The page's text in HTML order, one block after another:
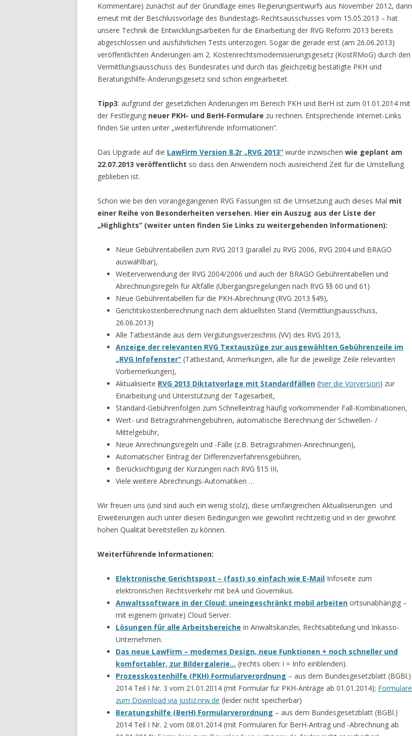
Kommentare) zunächst auf der Grundlage eines Regierungsentwurfs aus November 2012, dann
erneut mit der Beschlussvorlage des Bundestags-Rechtsausschusses vom 15.05.2013 – hat
unsere Technik die Entwicklungsarbeiten für die Einarbeitung der RVG Reform 2013 bereits
abgeschlossen und ausführlichen Tests unterzogen. Sogar die gerade erst (am 26.06.2013)
veröffentlichten Änderungen am 2. Kostenrechtsmodernisierungsgesetz (KostRMoG) durch den
Vermittlungsausschuss des Bundesrates und durch das gleichzeitig bestätigte PKH und
Beratungshilfe-Änderungsgesetz sind schon eingearbeitet.
Tipp3: aufgrund der gesetzlichen Änderungen im Bereich PKH und BerH ist zum 01.01.2014 mit
der Festlegung neuer PKH- und BerH-Formulare zu rechnen. Entsprechende Internet-Links
finden Sie unten unter „weiterführende Informationen“.
Das Upgrade auf die LawFirm Version 8.2r „RVG 2013“ wurde inzwischen wie geplant am
22.07.2013 veröffentlicht so dass den Anwendern noch ausreichend Zeit für die Umstellung
geblieben ist.
Schon wie bei den vorangegangenen RVG Fassungen ist die Umsetzung auch dieses Mal mit
einer Reihe von Besonderheiten versehen. Hier ein Auszug aus der Liste der
„Highlights“ (weiter unten finden Sie Links zu weitergehenden Informationen):
Neue Gebührentabellen zum RVG 2013 (parallel zu RVG 2006, RVG 2004 und BRAGO
auswählbar),
Weiterverwendung der RVG 2004/2006 und auch der BRAGO Gebührentabellen und
Abrechnungsregeln für Altfälle (Übergangsregelungen nach RVG §§ 60 und 61)
Neue Gebührentabellen für die PKH-Abrechnung (RVG 2013 §49),
Gerichtskostenberechnung nach dem aktuellsten Stand (Vermittlungsausschuss,
26.06.2013)
Alle Tatbestände aus dem Vergütungsverzeichnis (VV) des RVG 2013,
Anzeige der relevanten RVG Textauszüge zur ausgewählten Gebührenzeile im
„RVG Infofenster“ (Tatbestand, Anmerkungen, alle für die jeweilige Zeile relevanten
Vorbemerkungen),
Aktualisierte RVG 2013 Diktatvorlage mit Standardfällen (hier die Vorversion) zur
Einarbeitung und Unterstützung der Tagesarbeit,
Standard-Gebührenfolgen zum Schnelleintrag häufig vorkommender Fall-Kombinationen,
Wert- und Betragsrahmengebühren, automatische Berechnung der Schwellen- /
Mittelgebühr,
Neue Anrechnungsregeln und -Fälle (z.B. Betragsrahmen-Anrechnungen),
Automatischer Eintrag der Differenzverfahrensgebühren,
Berücksichtigung der Kürzungen nach RVG §15 III,
Viele weitere Abrechnungs-Automatiken …
Wir freuen uns (und sind auch ein wenig stolz), diese umfangreichen Aktualisierungen und
Erweiterungen auch unter diesen Bedingungen wie gewohnt rechtzeitig und in der gewohnt
hohen Qualität bereitstellen zu können.
Weiterführende Informationen:
Elektronische Gerichtspost – (fast) so einfach wie E-Mail Infoseite zum
elektronischen Rechtsverkehr mit beA und Governikus.
Anwaltssoftware in der Cloud: uneingeschränkt mobil arbeiten ortsunabhängig –
mit eigenem (private) Cloud Server.
Lösungen für alle Arbeitsbereiche in Anwaltskanzlei, Rechtsabteilung und Inkasso-
Unternehmen.
Das neue LawFirm – modernes Design, neue Funktionen + noch schneller und
komfortabler, zur Bildergalerie… (rechts oben: i = Info einblenden).
Prozesskostenhilfe (PKH) Formularverordnung – aus dem Bundesgesetzblatt (BGBl.)
2014 Teil I Nr. 3 vom 21.01.2014 (mit Formular für PKH-Anträge ab 01.01.2014); Formulare
zum Download via justiz.nrw.de (leider nicht speicherbar)
Beratungshilfe (BerH) Formularverordnung – aus dem Bundesgesetzblatt (BGBl.)
2014 Teil I Nr. 2 vom 08.01.2014 (mit Formularen für BerH-Antrag und -Abrechnung ab